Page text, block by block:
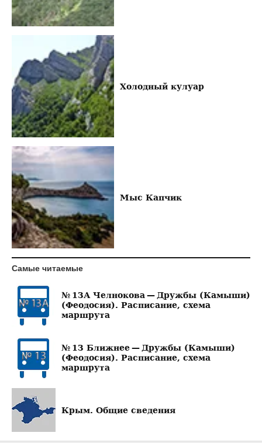
Холодный кулуар
Мыс Капчик
Самые читаемые
№ 13А Челнокова — Дружбы (Камыши)
(Феодосия). Расписание, схема
маршрута
№ 13 Ближнее — Дружбы (Камыши)
(Феодосия). Расписание, схема
маршрута
Крым. Общие сведения